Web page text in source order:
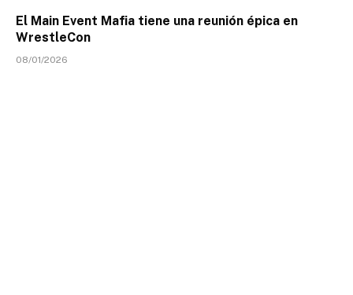
El Main Event Mafia tiene una reunión épica en
WrestleCon
08/01/2026